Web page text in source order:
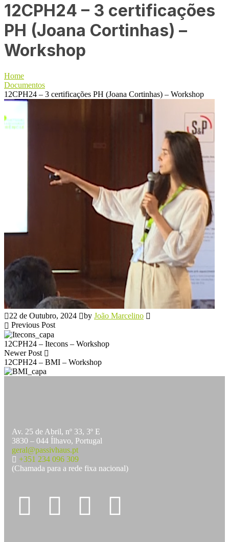
12CPH24 – 3 certificações
PH (Joana Cortinhas) –
Workshop
Home
Documentos
12CPH24 – 3 certificações PH (Joana Cortinhas) – Workshop
22 de Outubro, 2024 by João Marcelino
Previous Post
12CPH24 – Itecons – Workshop
Newer Post
12CPH24 – BMI – Workshop
Av. 25 de Abril, nº 33, 3º E
3830 – 044 Ílhavo, Portugal
geral@passivhaus.pt
+351 234 096 309
(Chamada para a rede fixa nacional)